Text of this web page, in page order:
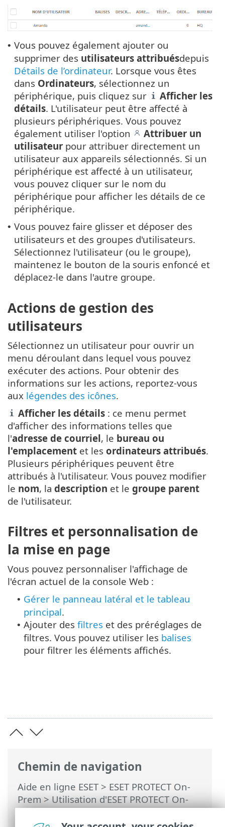
Chemin de navigation
Aide en ligne ESET> ESET PROTECT On-
Prem>Utilisation d'ESET PROTECT On-
Prem>ESET PROTECT On-Prem Menu
principal
>Plus > Utilisateurs
• Vous pouvez également ajouter ou
supprimer des utilisateurs attribuésdepuis
Détails de l’ordinateur. Lorsque vous êtes
dans Ordinateurs, sélectionnez un
périphérique, puis cliquez sur
Afficher les
détails. L'utilisateur peut être affecté à
plusieurs périphériques. Vous pouvez
également utiliser l'option
Attribuer un
utilisateur pour attribuer directement un
utilisateur aux appareils sélectionnés. Si un
périphérique est affecté à un utilisateur,
vous pouvez cliquer sur le nom du
périphérique pour afficher les détails de ce
périphérique.
• Vous pouvez faire glisser et déposer des
utilisateurs et des groupes d'utilisateurs.
Sélectionnez l'utilisateur (ou le groupe),
maintenez le bouton de la souris enfoncé et
déplacez-le dans l'autre groupe.
Actions de gestion des
utilisateurs
Sélectionnez un utilisateur pour ouvrir un
menu déroulant dans lequel vous pouvez
exécuter des actions. Pour obtenir des
informations sur les actions, reportez-vous
aux légendes des icônes.
Afficher les détails : ce menu permet
d'afficher des informations telles que
l'adresse de courriel, le bureau ou
l'emplacement et les ordinateurs attribués.
Plusieurs périphériques peuvent être
attribués à l'utilisateur. Vous pouvez modifier
le nom, la description et le groupe parent
de l'utilisateur.
Filtres et personnalisation de
la mise en page
Vous pouvez personnaliser l'affichage de
l'écran actuel de la console Web :
• Gérer le panneau latéral et le tableau
principal.
• Ajouter des filtres et des préréglages de
filtres. Vous pouvez utiliser les balises
pour filtrer les éléments affichés.